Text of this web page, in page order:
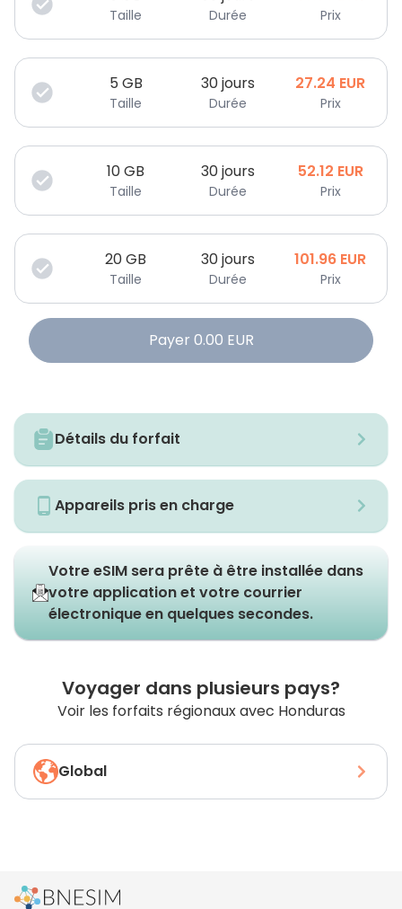
Taille Durée Prix
5 GB
Taille
30 jours
Durée
27.24 EUR
Prix
10GB
Taille
30 jours
Durée
52.12 EUR
Prix
20GB
Taille
30 jours
Durée
101.96 EUR
Prix
Payer 0.00 EUR
Détails du forfait
Appareils pris en charge
Votre eSIM sera prête à être installée dans
votre application et votre courrier
électronique en quelques secondes.
Voyager dans plusieurs pays?
Voir les forfaits régionaux avec Honduras
Global